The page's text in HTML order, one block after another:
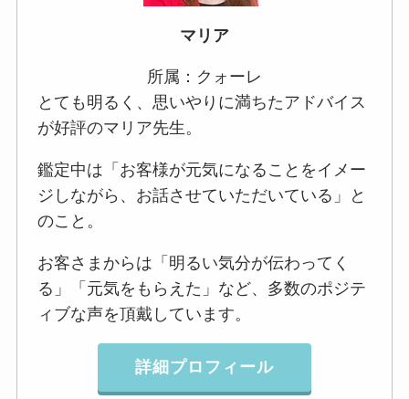
マリア
所属：クォーレ
とても明るく、思いやりに満ちたアドバイス
が好評のマリア先生。
鑑定中は「お客様が元気になることをイメー
ジしながら、お話させていただいている」と
のこと。
お客さまからは「明るい気分が伝わってく
る」「元気をもらえた」など、多数のポジテ
ィブな声を頂戴しています。
詳細プロフィール